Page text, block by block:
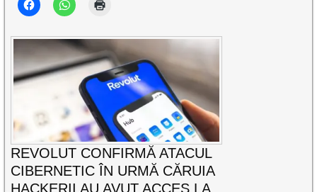
REVOLUT CONFIRMĂ ATACUL
CIBERNETIC ÎN URMĂ CĂRUIA
HACKERII AU AVUT ACCES LA